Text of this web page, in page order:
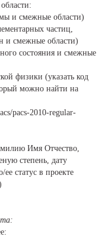
и смежные области)
частиц,
и смежные области)
состояния и смежные
физики (указать код
можно найти на
pacs-2010-regular-
Имя Отчество,
степень, дату
статус в проекте